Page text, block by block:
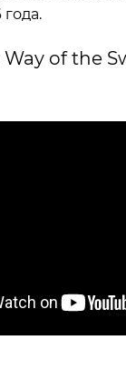
of the